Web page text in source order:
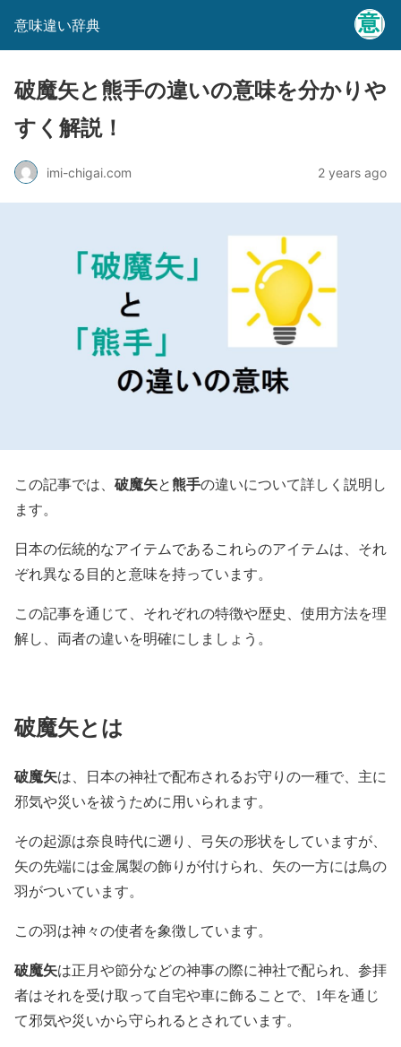
意味違い辞典
破魔矢と熊手の違いの意味を分かりや
すく解説！
imi-chigai.com 2 years ago
この記事では、 破魔矢と熊手の違いについて詳しく説明し
ます。
日本の伝統的なアイテムであるこれらのアイテムは、それ
ぞれ異なる目的と意味を持っています。
この記事を通じて、それぞれの特徴や歴史、使用方法を理
解し、両者の違いを明確にしましょう。
破魔矢とは
破魔矢は、日本の神社で配布されるお守りの一種で、主に
邪気や災いを祓うために用いられます。
その起源は奈良時代に遡り、弓矢の形状をしていますが、
矢の先端には金属製の飾りが付けられ、矢の一方には鳥の
羽がついています。
この羽は神々の使者を象徴しています。
破魔矢は正月や節分などの神事の際に神社で配られ、参拝
者はそれを受け取って自宅や車に飾ることで、1年を通じ
て邪気や災いから守られるとされています。